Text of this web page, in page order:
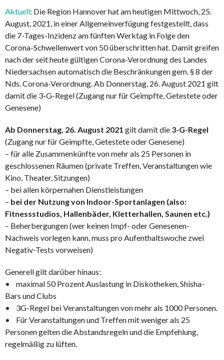
Aktuell: Die Region Hannover hat am heutigen Mittwoch, 25.
August, 2021, in einer Allgemeinverfügung festgestellt, dass
die 7-Tages-Inzidenz am fünften Werktag in Folge den
Corona-Schwellenwert von 50 überschritten hat. Damit greifen
nach der seit heute gültigen Corona-Verordnung des Landes
Niedersachsen automatisch die Beschränkungen gem. § 8 der
Nds. Corona-Verordnung. Ab Donnerstag, 26. August 2021 gilt
damit die 3-G-Regel (Zugang nur für Geimpfte, Getestete oder
Genesene)
Ab Donnerstag, 26. August 2021 gilt damit die 3-G-Regel
(Zugang nur für Geimpfte, Getestete oder Genesene)
– für alle Zusammenkünfte von mehr als 25 Personen in
geschlossenen Räumen (private Treffen, Veranstaltungen wie
Kino, Theater, Sitzungen)
– bei allen körpernahen Dienstleistungen
– bei der Nutzung von Indoor-Sportanlagen (also:
Fitnessstudios, Hallenbäder, Kletterhallen, Saunen etc.)
– Beherbergungen (wer keinen Impf- oder Genesenen-
Nachweis vorlegen kann, muss pro Aufenthaltswoche zwei
Negativ-Tests vorweisen)
Generell gilt darüber hinaus:
• maximal 50 Prozent Auslastung in Diskotheken, Shisha-
Bars und Clubs
• 3G-Regel bei Veranstaltungen von mehr als 1000 Personen.
• Für Veranstaltungen und Treffen mit weniger als 25
Personen gelten die Abstandsregeln und die Empfehlung,
regelmäßig zu lüften.